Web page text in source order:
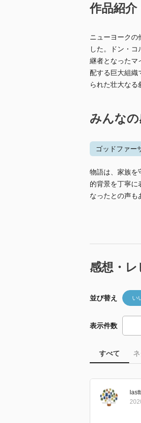
作品紹介
ニューヨークの
した。ドン・
継者となった
配する巨大組織
られた壮大なる
みんな
ゴッドファー
物語は、家族を
的背景を丁寧に
なったとの声も
感想・
並び替え い
表示件数
すべて